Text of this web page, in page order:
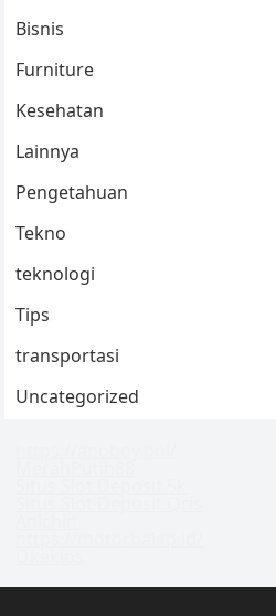
Bisnis
Furniture
Kesehatan
Lainnya
Pengetahuan
Tekno
teknologi
Tips
transportasi
Uncategorized